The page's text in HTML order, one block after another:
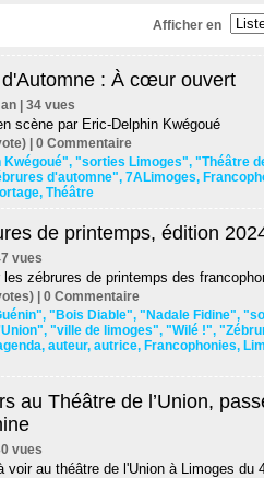
Afficher en
: À cœur ouvert
| 34 vues
scène par Eric-Delphin Kwégoué
| 0 Commentaire
Kwégoué", "sorties Limoges", "Théâtre
d'automne", 7ALimoges,
, Théâtre
de printemps, édition
vues
les zébrures de printemps des
| 0 Commentaire
, "Bois Diable", "Nadale Fidine",
, "ville de limoges", "Wilé !",
, auteur, autrice, Francophonies,
au Théâtre de l’Union,
vues
voir au théâtre de l'Union à Limoges du